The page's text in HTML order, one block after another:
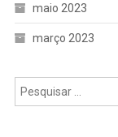
maio 2023
março 2023